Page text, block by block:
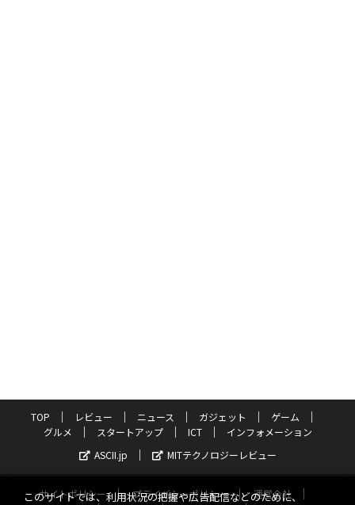
TOP レビュー ニュース ガジェット
ゲーム
グルメ
スタートアップ ICT
インフォメーション
ASCII.jp
MITテクノロジーレビュー
サイトポリシー プライバシーポリシー
運営会社
このサイトでは、利用状況の把握や広告配信などのために、